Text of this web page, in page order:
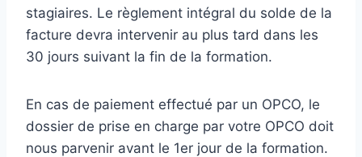
stagiaires. Le règlement intégral du solde de la
facture devra intervenir au plus tard dans les
30 jours suivant la fin de la formation.
En cas de paiement effectué par un OPCO, le
dossier de prise en charge par votre OPCO doit
nous parvenir avant le 1er jour de la formation.